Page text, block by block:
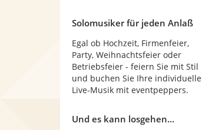
Solomusiker für jeden Anlaß
Egal ob Hochzeit, Firmenfeier,
Party, Weihnachtsfeier oder
Betriebsfeier - feiern Sie mit Stil
und buchen Sie Ihre individuelle
Live-Musik mit eventpeppers.
Und es kann losgehen...